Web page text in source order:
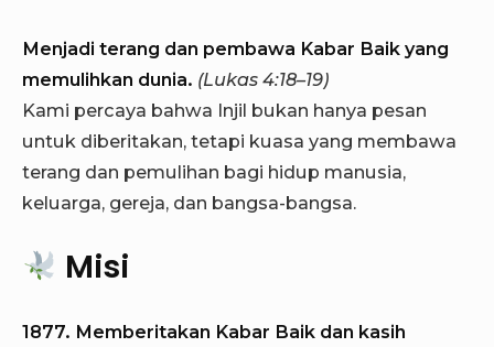
Menjadi terang dan pembawa Kabar Baik yang
memulihkan dunia. (Lukas 4:18–19)
Kami percaya bahwa Injil bukan hanya pesan
untuk diberitakan, tetapi kuasa yang membawa
terang dan pemulihan bagi hidup manusia,
keluarga, gereja, dan bangsa-bangsa.
Misi
1877. Memberitakan Kabar Baik dan kasih